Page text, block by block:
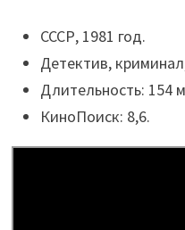
СССР, 1981 год.
Детектив,
Длительность: 154
КиноПоиск: 8,6.